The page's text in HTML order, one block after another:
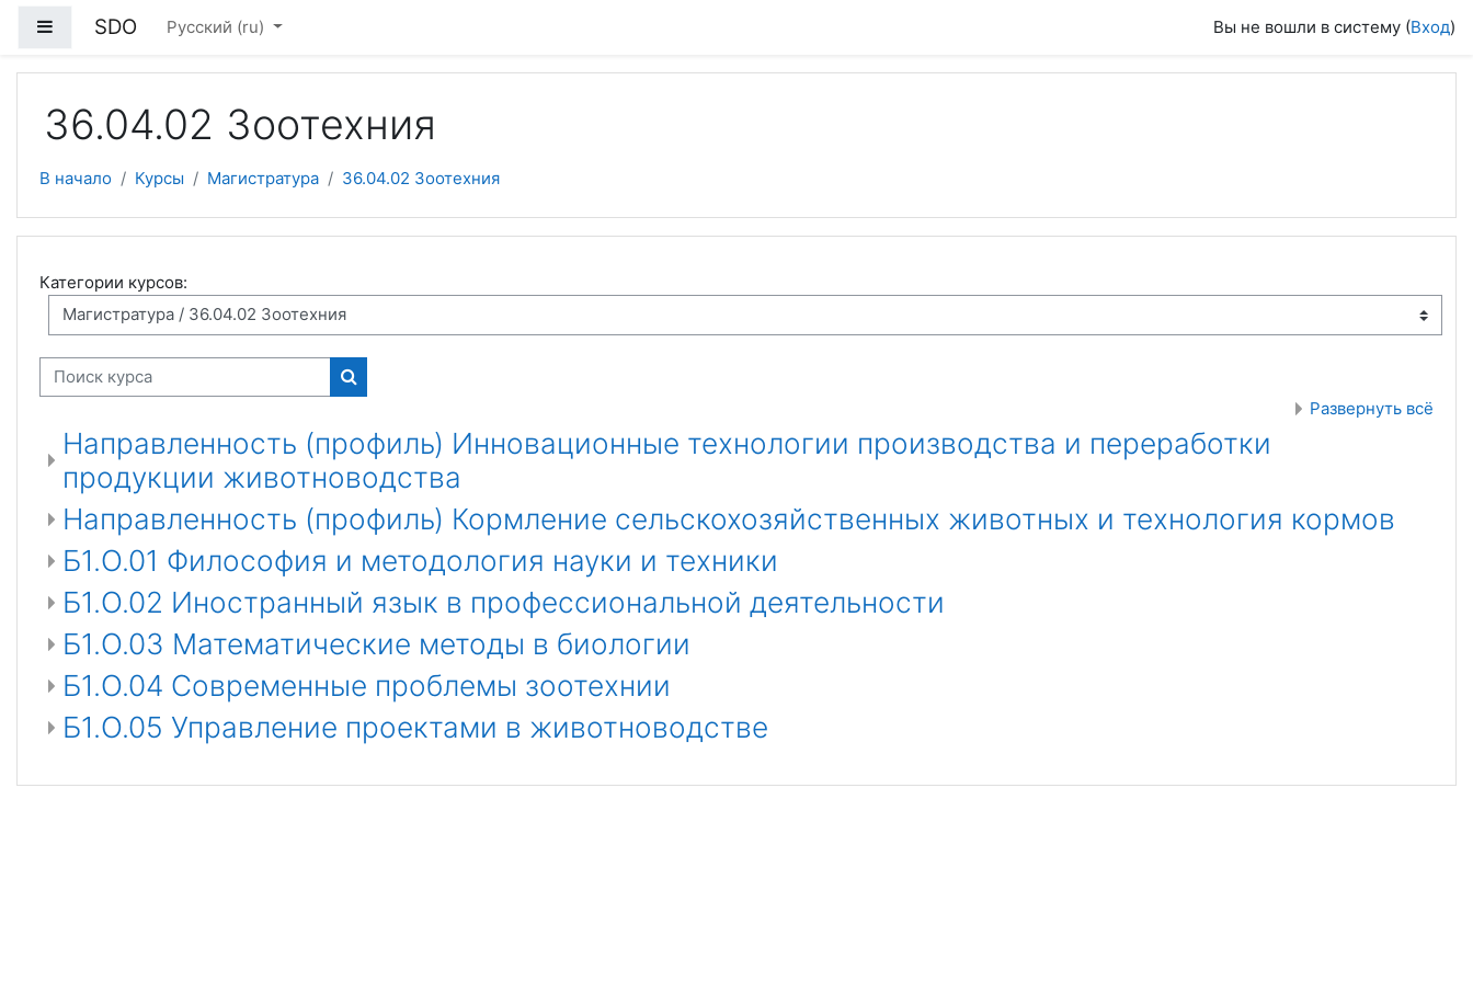
Боковая панель
SDO Русский ‎(ru)‎ Вы не вошли в систему (Вход)
36.04.02 Зоотехния
В начало Курсы Магистратура 36.04.02 Зоотехния
Категории курсов:
Поиск курса
Поиск курса Развернуть всё
Направленность (профиль) Инновационные технологии производства и переработки
продукции животноводства
Направленность (профиль) Кормление сельскохозяйственных животных и технология кормов
Б1.О.01 Философия и методология науки и техники
Б1.О.02 Иностранный язык в профессиональной деятельности
Б1.О.03 Математические методы в биологии
Б1.О.04 Современные проблемы зоотехнии
Б1.О.05 Управление проектами в животноводстве